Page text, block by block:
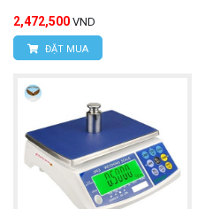
2,472,500 VND
ĐẶT MUA